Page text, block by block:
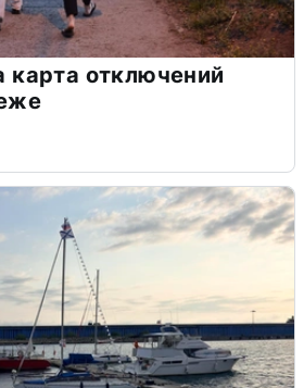
карта отключений